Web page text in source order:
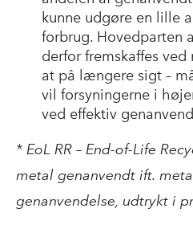
kunne udgøre en lille
forbrug. Hovedparten
derfor fremskaffes
at på længere sigt –
vil forsyningerne i
ved effektiv
* EoL RR – End-of-Life
metal genanvendt ift.
genanvendelse, udtrykt i